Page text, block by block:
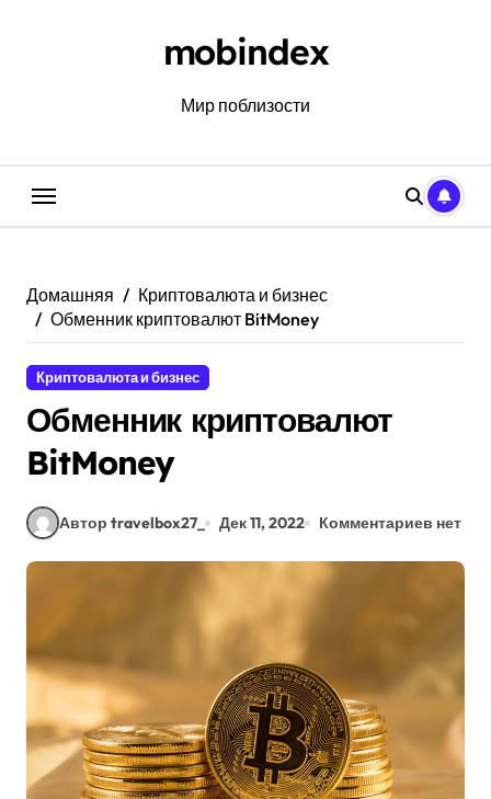
mobindex
Мир поблизости
Домашняя
Криптовалюта и бизнес
Обменник криптовалют BitMoney
Криптовалюта и бизнес
Обменник криптовалют
BitMoney
Автор travelbox27_ Дек 11, 2022 Комментариев нет